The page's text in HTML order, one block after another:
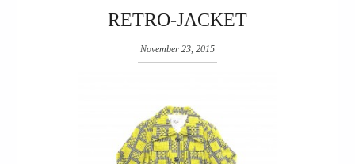
RETRO-JACKET
November 23, 2015